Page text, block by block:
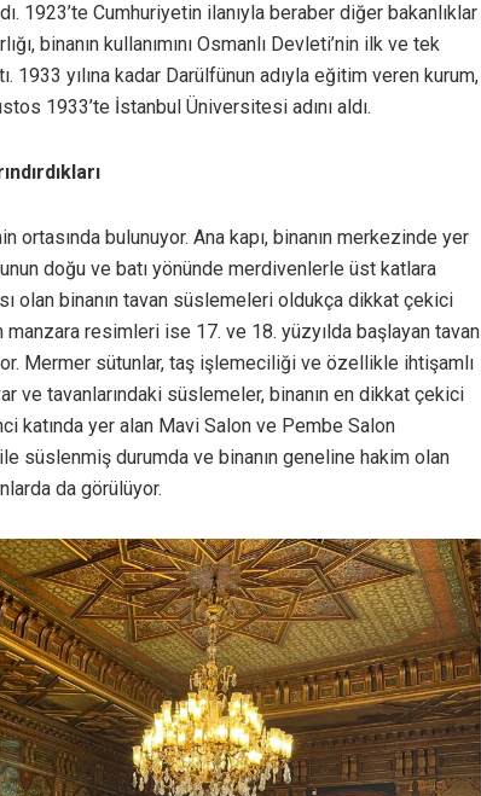
1923’te Cumhuriyetin ilanıyla beraber diğer bakanlıklar
binanın kullanımını Osmanlı Devleti’nin ilk ve tek
1933 yılına kadar Darülfünun adıyla eğitim veren kurum,
1933’te İstanbul Üniversitesi adını aldı.
ortasında bulunuyor. Ana kapı, binanın merkezinde yer
doğu ve batı yönünde merdivenlerle üst katlara
olan binanın tavan süslemeleri oldukça dikkat çekici
resimleri ise 17. ve 18. yüzyılda başlayan tavan
Mermer sütunlar, taş işlemeciliği ve özellikle ihtişamlı
ve tavanlarındaki süslemeler, binanın en dikkat çekici
katında yer alan Mavi Salon ve Pembe Salon
süslenmiş durumda ve binanın geneline hakim olan
da görülüyor.